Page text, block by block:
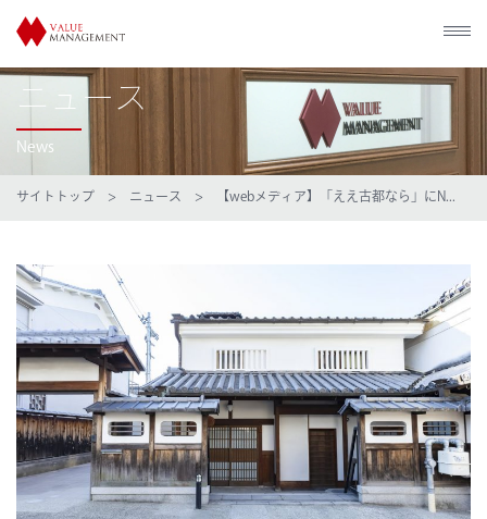
ニュース
News
サイトトップ > ニュース > 【webメディア】「ええ古都なら」にN...